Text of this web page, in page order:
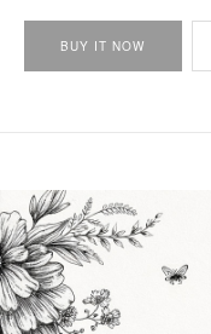
BUY IT NOW